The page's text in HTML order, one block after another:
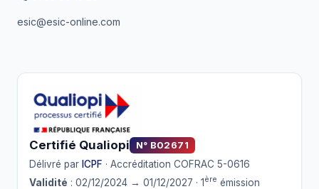
esic@esic-online.com
Certifié Qualiopi
N° B02671
Délivré par ICPF · Accréditation COFRAC 5-0616
Validité : 02/12/2024 → 01/12/2027 · 1ère émission